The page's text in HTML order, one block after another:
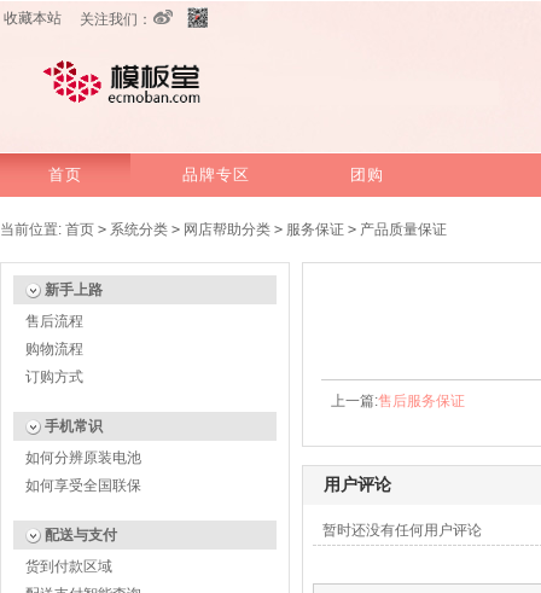
收藏本站 关注我们：
首页 品牌专区 团购
当前位置: 首页 > 系统分类 > 网店帮助分类 > 服务保证 > 产品质量保证
新手上路
售后流程
购物流程
订购方式
手机常识
如何分辨原装电池
如何享受全国联保
配送与支付
货到付款区域
上一篇:售后服务保证
用户评论
暂时还没有任何用户评论